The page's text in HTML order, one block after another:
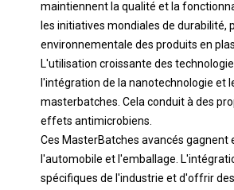
maintiennent la qualité et la
les initiatives mondiales de
environnementale des produits en
L'utilisation croissante des
l'intégration de la nanotechnologie
masterbatches. Cela conduit à des
effets antimicrobiens.
Ces MasterBatches avancés gagnent
l'automobile et l'emballage.
spécifiques de l'industrie et d'offrir